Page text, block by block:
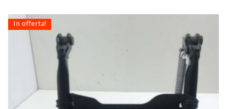
In offerta!